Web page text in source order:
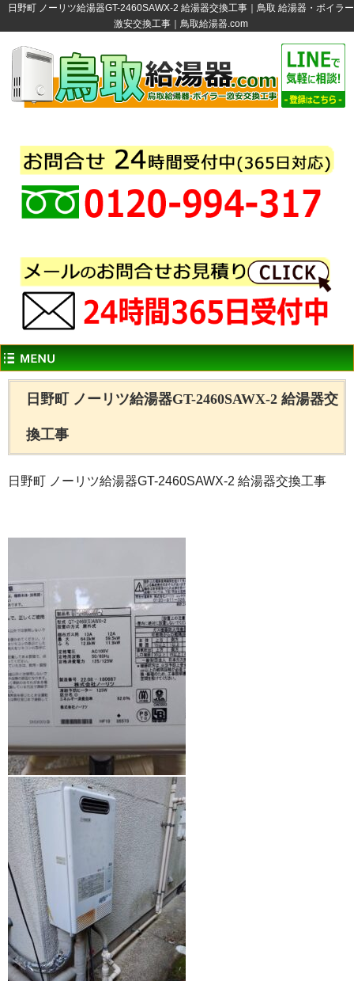
日野町 ノーリツ給湯器GT-2460SAWX-2 給湯器交換工事｜鳥取 給湯器・ボイラー
激安交換工事｜鳥取給湯器.com
日野町 ノーリツ給湯器GT-2460SAWX-2 給湯器交
換工事
日野町 ノーリツ給湯器GT-2460SAWX-2 給湯器交換工事